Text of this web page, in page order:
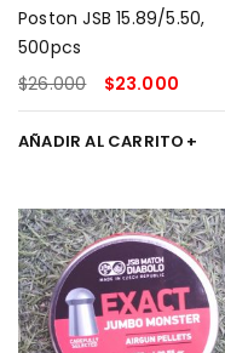
Poston JSB 15.89/5.50,
500pcs
$26.000 $23.000
AÑADIR AL CARRITO